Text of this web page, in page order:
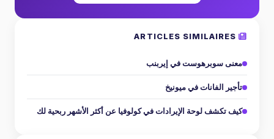
معنى سوبرهوست في إيربنب
تأجير الفانات في ميونيخ
كيف تكشف لوحة الإيرادات في كولوفيا عن أكثر الأشهر ربحية لك